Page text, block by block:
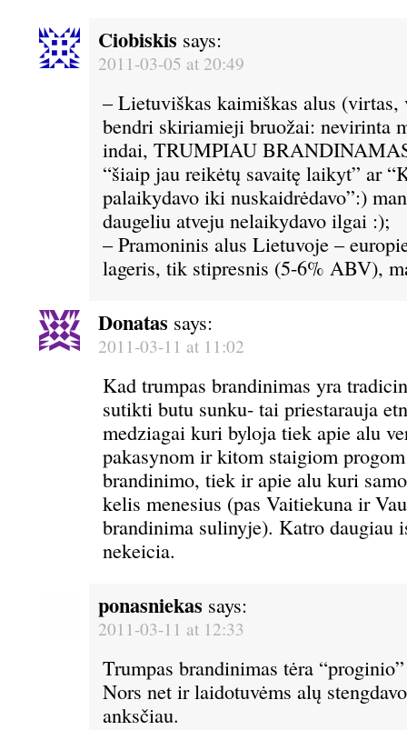
Ciobiskis says:
2011-03-05 at 20:49
– Lietuviškas kaimiškas alus (virtas,
bendri skiriamieji bruožai: nevirinta
indai, TRUMPIAU
“šiaip jau reikėtų savaitę laikyt” ar
palaikydavo iki nuskaidrėdavo”:)
daugeliu atveju nelaikydavo ilgai :);
– Pramoninis alus Lietuvoje –
lageris, tik stipresnis (5-6% ABV),
Donatas says:
2011-03-11 at 11:02
Kad trumpas brandinimas yra
sutikti butu sunku- tai priestarauja
medziagai kuri byloja tiek apie alu
pakasynom ir kitom staigiom
brandinimo, tiek ir apie alu kuri
kelis menesius (pas Vaitiekuna ir
brandinima sulinyje). Katro daugiau
nekeicia.
ponasniekas says:
2011-03-11 at 12:33
Trumpas brandinimas tėra
Nors net ir laidotuvėms alų
anksčiau.